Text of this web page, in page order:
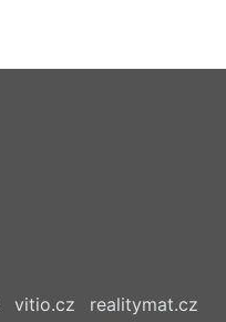
vitio.cz realitymat.cz